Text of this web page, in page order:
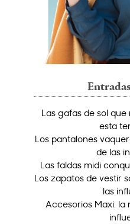
Las gafas de sol
esta
Los pantalones
de las
Las faldas midi
Los zapatos de vestir
las
Accesorios Maxi: la